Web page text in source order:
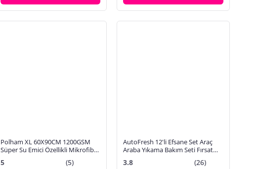
Polham XL 60X90CM 1200GSM
Süper Su Emici Özellikli Mikrofiber
Bırakmaz Bez
5 (5)
AutoFresh 12'li Efsane Set Araç
Araba Yıkama Bakım Seti Fırsat
3.8 (26)